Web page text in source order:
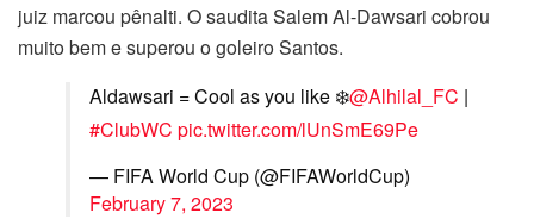
juiz marcou pênalti. O saudita Salem Al-Dawsari cobrou
muito bem e superou o goleiro Santos.
Aldawsari = Cool as you like ❄️@Alhilal_FC |
#ClubWC pic.twitter.com/lUnSmE69Pe
— FIFA World Cup (@FIFAWorldCup)
February 7, 2023